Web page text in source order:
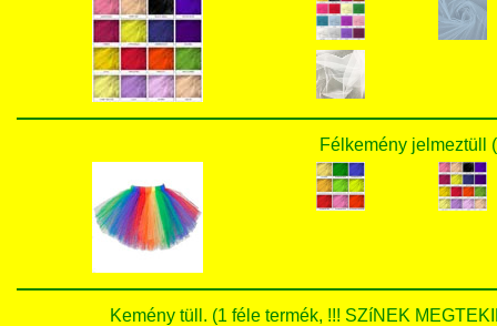
Félkemény jelmeztüll
Kemény tüll. (1 féle termék, !!! SZíNEK